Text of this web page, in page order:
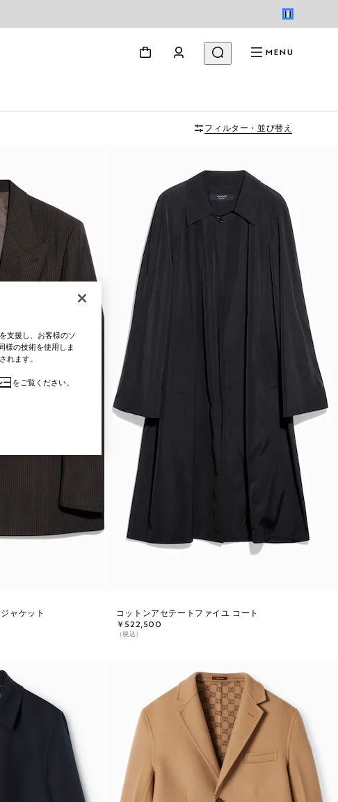
MENU
フィルター・並び替え
ャケット
コットンアセテートファイユ コート
￥522,500
（税込）
支援し、お客様のソ
様の技術を使用しま
れます。
ー をご覧ください。